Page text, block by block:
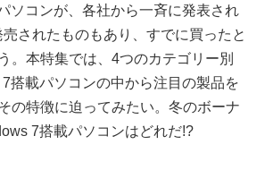
ソコンが、各社から一斉に発表され
されたものもあり、すでに買ったと
。本特集では、4つのカテゴリー別
搭載パソコンの中から注目の製品を
の特徴に迫ってみたい。冬のボーナ
7搭載パソコンはどれだ!?